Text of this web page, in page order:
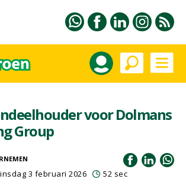
voor Dolmans
Group
3 februari 2026 52 sec